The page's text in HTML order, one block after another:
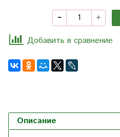
Добавить в сравнение
Описание